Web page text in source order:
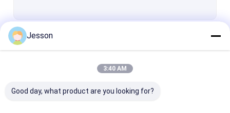
Hotel Mini Dapur
Lemari Dapur UV
Jesson
3:40 AM
Good day, what product are you looking for?